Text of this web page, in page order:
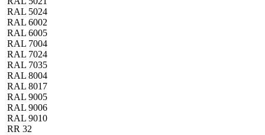
RAL 5024
RAL 6002
RAL 6005
RAL 7004
RAL 7024
RAL 7035
RAL 8004
RAL 8017
RAL 9005
RAL 9006
RAL 9010
RR 32